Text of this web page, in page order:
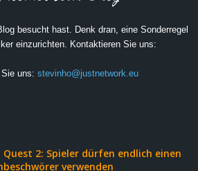
besucht hast. Denk dran, eine Sonderregel
einzurichten. Kontaktieren Sie uns:
uns: stevinho@justnetwork.eu
2: Spieler dürfen endlich einen
verwenden